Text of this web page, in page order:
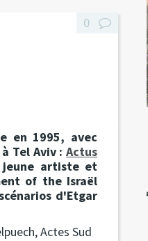
en 1995, avec
Tel Aviv : Actus
jeune artiste et
of the Israël
d'Etgar
Actes Sud
0